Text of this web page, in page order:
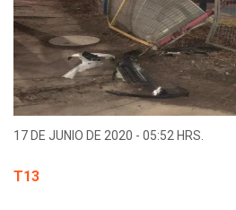
17 DE JUNIO DE 2020 - 05:52 HRS.
T13